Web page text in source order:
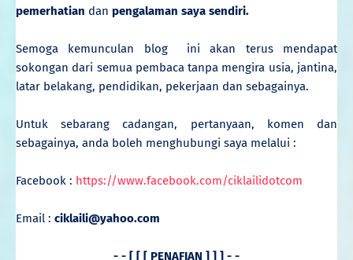
pemerhatian dan pengalaman saya sendiri.
Semoga kemunculan blogini akan terus mendapat
sokongan dari semua pembaca tanpa mengira usia, jantina,
latar belakang, pendidikan, pekerjaan dan sebagainya.
Untuk sebarang cadangan, pertanyaan, komen dan
sebagainya, anda boleh menghubungi saya melalui :
Facebook : https://www.facebook.com/ciklailidotcom
Email : ciklaili@yahoo.com
- - [ [ [ PENAFIAN ] ] ] - -